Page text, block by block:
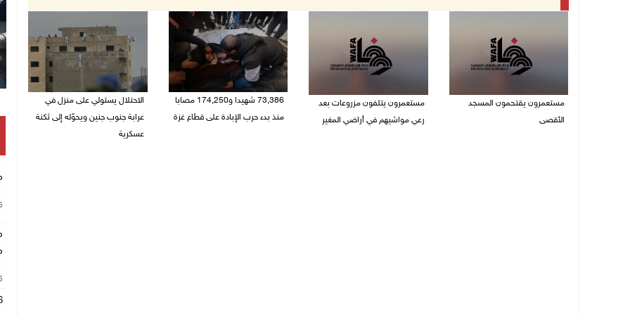
مستعمرون يقتحمون المسجد
الأقصى
مستعمرون يتلفون مزروعات بعد
رعي مواشيهم في أراضي المغير
73,386 شهيدا و174,250 مصابا
منذ بدء حرب الإبادة على قطاع غزة
الاحتلال يستولي على منزل في
عرابة جنوب جنين ويحوّله إلى ثكنة
عسكرية